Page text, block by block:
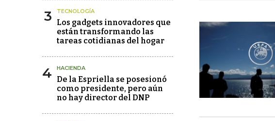
3 TECNOLOGÍA
Los gadgets innovadores que
están transformando las
tareas cotidianas del hogar
4 HACIENDA
De la Espriella se posesionó
como presidente, pero aún
no hay director del DNP